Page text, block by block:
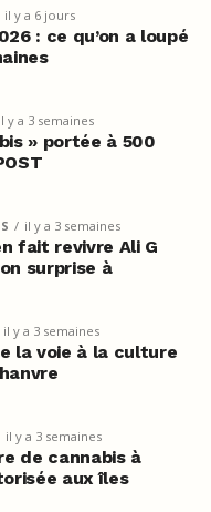
il y a 6 jours
: ce qu’on a loupé
il y a 3 semaines
» portée à 500
il y a 3 semaines
fait revivre Ali G
surprise à
il y a 3 semaines
la voie à la culture
il y a 3 semaines
de cannabis à
aux îles